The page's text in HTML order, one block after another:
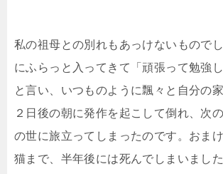
私の祖母との別れもあっけないもので
にふらっと入ってきて「頑張って勉強し
と言い、いつものように飄々と自分の
２日後の朝に発作を起こして倒れ、次
の世に旅立ってしまったのです。おま
猫まで、半年後には死んでしまいまし